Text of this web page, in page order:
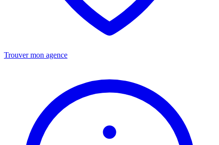
Trouver mon agence